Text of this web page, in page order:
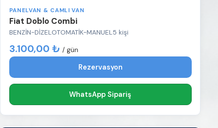
PANELVAN & CAMLI VAN
Fiat Doblo Combi
BENZİN-DİZELOTOMATİK-MANUEL5 kişi
3.100,00 ₺ / gün
Rezervasyon
WhatsApp Sipariş